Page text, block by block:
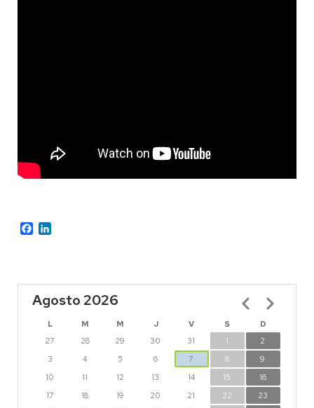
Facebook
Agosto 2026
L M M J V S
D
27
28 29 30 31 1
2
3
4 5 6 7 8
9
10
11 12 13 14 15
16
17
18 19 20 21 22
23
Paginación